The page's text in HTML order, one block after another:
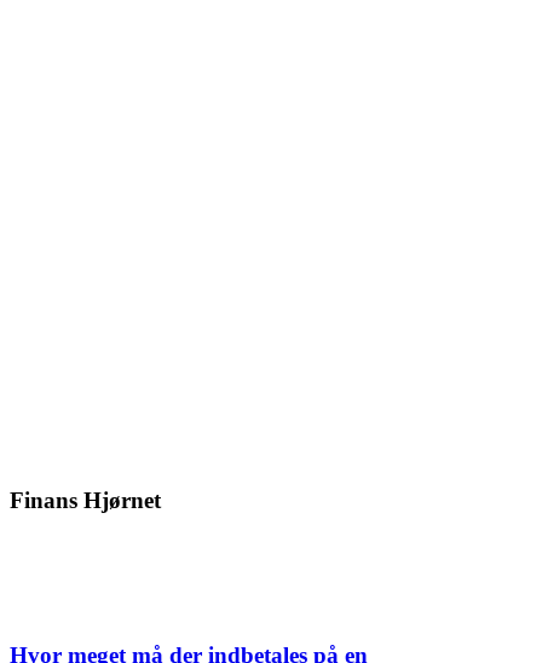
Finans Hjørnet
Hvor meget må der indbetales på en